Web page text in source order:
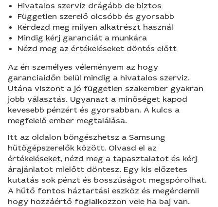
Hivatalos szerviz drágább de biztos
Független szerelő olcsóbb és gyorsabb
Kérdezd meg milyen alkatrészt használ
Mindig kérj garanciát a munkára
Nézd meg az értékeléseket döntés előtt
Az én személyes véleményem az hogy
garanciaidőn belül mindig a hivatalos szerviz.
Utána viszont a jó független szakember gyakran
jobb választás. Ugyanazt a minőséget kapod
kevesebb pénzért és gyorsabban. A kulcs a
megfelelő ember megtalálása.
Itt az oldalon böngészhetsz a Samsung
hűtőgépszerelők között. Olvasd el az
értékeléseket, nézd meg a tapasztalatot és kérj
árajánlatot mielőtt döntesz. Egy kis előzetes
kutatás sok pénzt és bosszúságot megspórolhat.
A hűtő fontos háztartási eszköz és megérdemli
hogy hozzáértő foglalkozzon vele ha baj van.